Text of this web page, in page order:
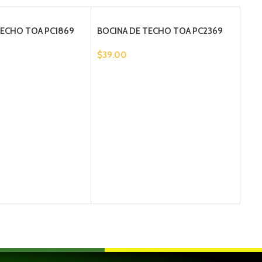
TOA PC1869 BOCINA DE TECHO TOA PC2369
$39.00